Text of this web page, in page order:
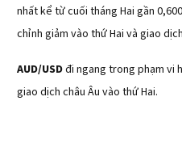
nhất kể từ cuối tháng Hai gần
chỉnh giảm vào thứ Hai và giao
AUD/USDđi ngang trong phạm vi
giao dịch châu Âu vào thứ Hai.